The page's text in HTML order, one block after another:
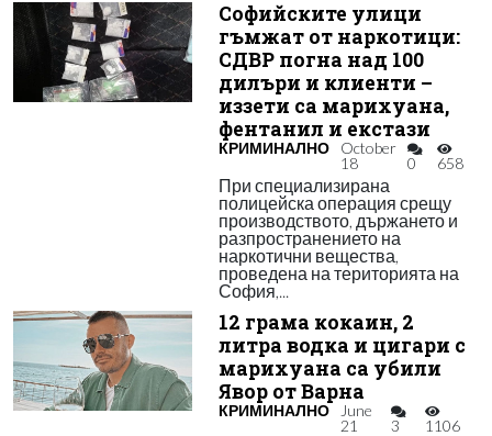
Софийските улици
гъмжат от наркотици:
СДВР погна над 100
дилъри и клиенти –
иззети са марихуана,
фентанил и екстази
КРИМИНАЛНО
October
18
0 658
При специализирана
полицейска операция срещу
производството, държането и
разпространението на
наркотични вещества,
проведена на територията на
София,...
12 грама кокаин, 2
литра водка и цигари с
марихуана са убили
Явор от Варна
КРИМИНАЛНО
June
21
3 1106